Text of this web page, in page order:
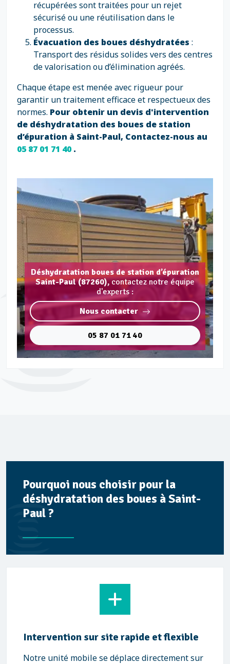
récupérées sont traitées pour un rejet
sécurisé ou une réutilisation dans le
processus.
Évacuation des boues déshydratées :
Transport des résidus solides vers des centres
de valorisation ou d’élimination agréés.
Chaque étape est menée avec rigueur pour
garantir un traitement efficace et respectueux des
normes. Pour obtenir un devis d'intervention
de déshydratation des boues de station
d’épuration à Saint-Paul, Contactez-nous au
05 87 01 71 40.
Déshydratation boues de station d’épuration
Saint-Paul (87260),contactez notre équipe
d'experts :
Nous contacter
05 87 01 71 40
Pourquoi nous choisir pour la
déshydratation des boues à Saint-
Paul ?
Intervention sur site rapide et flexible
Notre unité mobile se déplace directement sur